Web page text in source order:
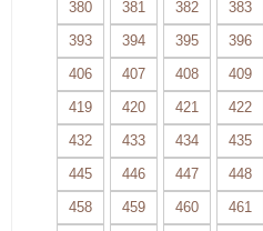
380
381 382 383
393
394 395 396
406
407 408 409
419
420 421 422
432
433 434 435
445
446 447 448
458
459 460 461